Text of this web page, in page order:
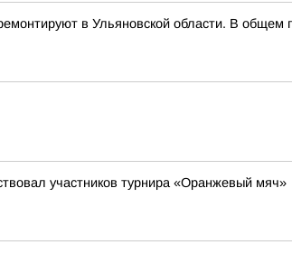
в Ульяновской области. В
участников турнира «Оранжевый мяч»